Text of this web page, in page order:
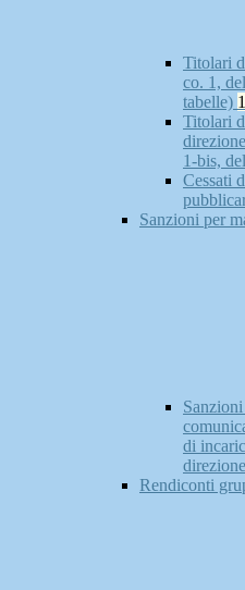
Titolari
co. 1,
tabelle) 1
Titolari
1-bis,
Cessati
Sanzioni per
di
Rendiconti